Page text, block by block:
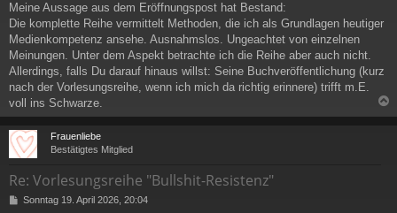
Meine Aussage aus dem Eröffnungspost hat Bestand:
Die komplette Reihe vermittelt Methoden, die ich als Grundlagen heutiger
Medienkompetenz ansehe. Ausnahmslos. Ungeachtet von einzelnen
Meinungen. Unter dem Aspekt betrachte ich die Reihe aber auch nicht.
Allerdings, falls Du darauf hinaus willst: Seine Buchveröffentlichung (kurz
nach der Vorlesungsreihe, wenn ich mich da richtig erinnere) trifft m.E.
voll ins Schwarze.
a
Frauenliebe
Bestätigtes Mitglied
Re: Vorlesungsreihe "Bullshit-Resistenz"
BSonntag 19. April 2026, 20:04